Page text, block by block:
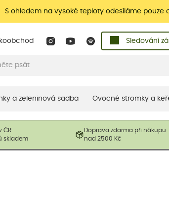
S ohledem na vysoké teploty odesíláme pouze
Sledování
a zeleninová sadba Ovocné stromky a
ČR
skladem
Doprava zdarma při nákupu
nad 2500 Kč
prodávané produkty. V závislosti na sezónnosti
Rostliny mohou být také sestřiženy níže, než je